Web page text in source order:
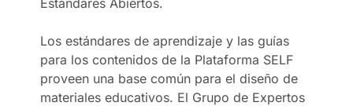
Los estándares de aprendizaje y las guías
para los contenidos de la Plataforma SELF
proveen una base común para el diseño de
materiales educativos. El Grupo de Expertos